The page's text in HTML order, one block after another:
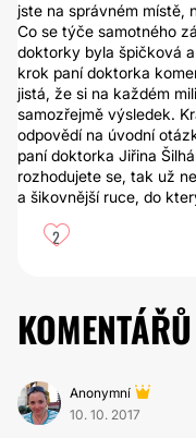
jste na správném místě,
Co se týče samotného
doktorky byla špičková
krok paní doktorka
jistá, že si na každém
samozřejmě výsledek.
odpovědí na úvodní
paní doktorka Jiřina
rozhodujete se, tak už
a šikovnější ruce, do
2
Anonymní
10. 10. 2017